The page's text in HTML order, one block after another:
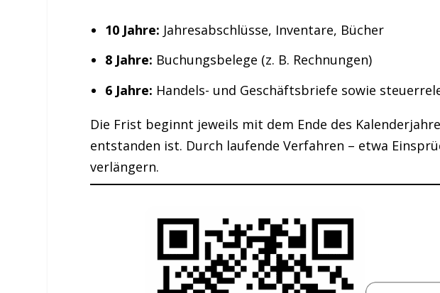
10 Jahre: Jahresabschlüsse, Inventare, Bücher
8 Jahre: Buchungsbelege (z. B. Rechnungen)
6 Jahre: Handels- und Geschäftsbriefe sowie
Die Frist beginnt jeweils mit dem Ende des
entstanden ist. Durch laufende Verfahren – etwa
verlängern.